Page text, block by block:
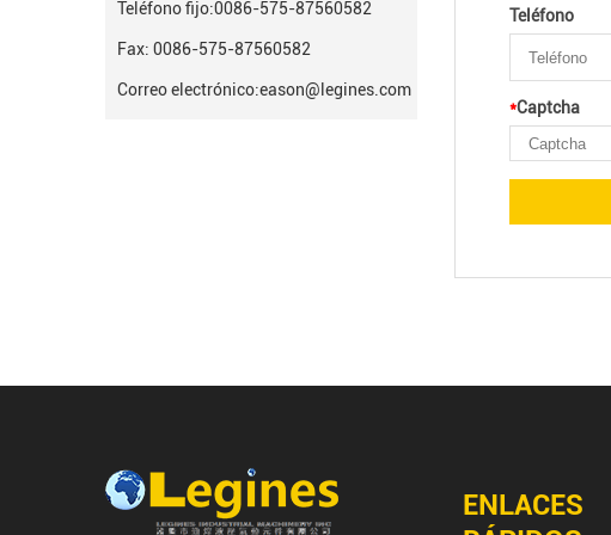
Teléfono fijo:0086-575-87560582
Fax: 0086-575-87560582
Correo electrónico:eason@legines.com
Teléfono
*Captcha
ENLACES